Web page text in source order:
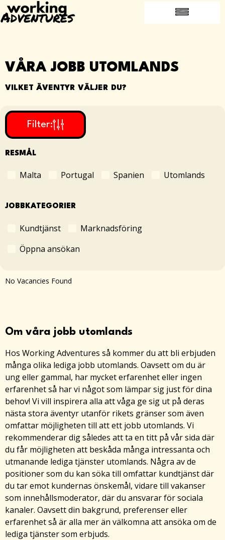
VÅRA JOBB UTOMLANDS
VILKET ÄVENTYR VÄLJER DU?
Filter:
RESMÅL
Malta Portugal Spanien Utomlands
JOBBKATEGORIER
Kundtjänst
Marknadsföring
Öppna ansökan
No Vacancies Found
Om våra jobb utomlands
Hos Working Adventures så kommer du att bli erbjuden
många olika lediga jobb utomlands. Oavsett om du är
ung eller gammal, har mycket erfarenhet eller ingen
erfarenhet så har vi något som lämpar sig just för dina
behov! Vi vill inspirera alla att våga ge sig ut på deras
nästa stora äventyr utanför rikets gränser som även
omfattar möjligheten till att ett jobb utomlands. Vi
rekommenderar dig således att ta en titt på vår sida där
du får möjligheten att beskåda många intressanta och
utmanande lediga tjänster utomlands. Några av de
positioner som du kan söka till omfattar kundtjänst där
du tar emot kundernas önskemål, vidare till vakanser
som innehållsmoderator, där du ansvarar för sociala
kanaler. Oavsett din bakgrund, preferenser eller
erfarenhet så är alla mer än välkomna att ansöka om de
lediga tjänster som erbjuds.